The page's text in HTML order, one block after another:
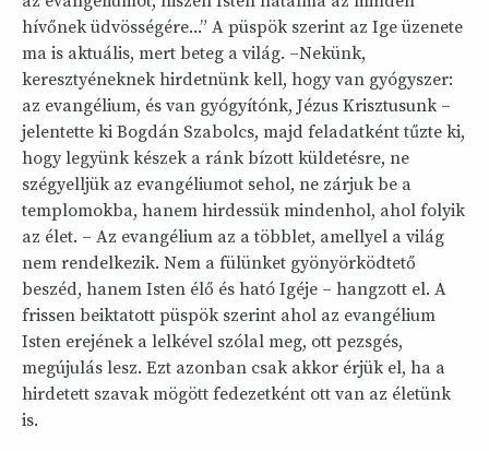
hívőnek üdvösségére...” A püspök szerint az Ige üzenete
ma is aktuális, mert beteg a világ. –Nekünk,
keresztyéneknek hirdetnünk kell, hogy van gyógyszer:
az evangélium, és van gyógyítónk, Jézus Krisztusunk –
jelentette ki Bogdán Szabolcs, majd feladatként tűzte ki,
hogy legyünk készek a ránk bízott küldetésre, ne
szégyelljük az evangéliumot sehol, ne zárjuk be a
templomokba, hanem hirdessük mindenhol, ahol folyik
az élet. – Az evangélium az a többlet, amellyel a világ
nem rendelkezik. Nem a fülünket gyönyörködtető
beszéd, hanem Isten élő és ható Igéje – hangzott el. A
frissen beiktatott püspök szerint ahol az evangélium
Isten erejének a lelkével szólal meg, ott pezsgés,
megújulás lesz. Ezt azonban csak akkor érjük el, ha a
hirdetett szavak mögött fedezetként ott van az életünk
is.